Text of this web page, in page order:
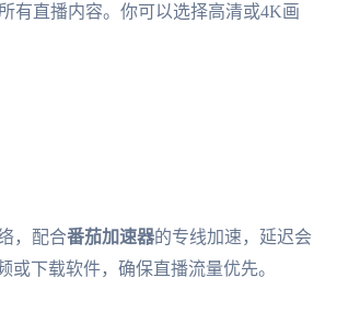
有直播内容。你可以选择高清或4K画
，配合番茄加速器的专线加速，延迟会
下载软件，确保直播流量优先。